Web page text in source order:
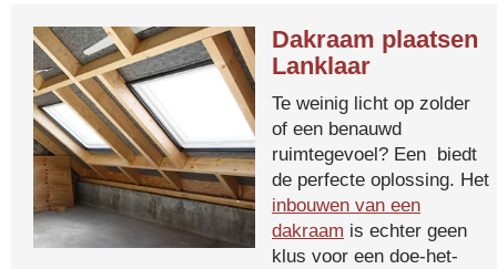
Dakraam plaatsen
Lanklaar
Te weinig licht op zolder
of een benauwd
ruimtegevoel? Een biedt
de perfecte oplossing. Het
inbouwen van een
dakraam is echter geen
klus voor een doe-het-